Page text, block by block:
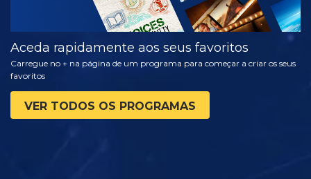
Aceda rapidamente aos seus favoritos
Carregue no + na página de um programa para começar a criar os seus
favoritos
VER TODOS OS PROGRAMAS